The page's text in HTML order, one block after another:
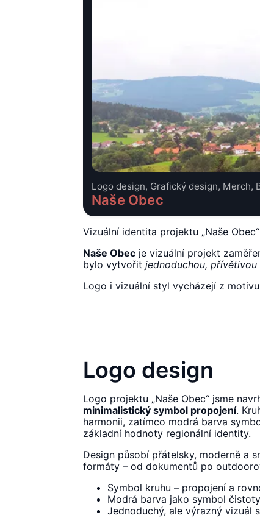
Logo design, Grafický design, Merch,
Naše Obec
Vizuální identita projektu „Naše
Naše Obec je vizuální projekt
bylo vytvořit jednoduchou,
Logo i vizuální styl vycházejí z
Logo design
Logo projektu „Naše Obec“ jsme
minimalistický symbol propojení.
harmonii, zatímco modrá barva
základní hodnoty regionální identity.
Design působí přátelsky, moderně a
formáty – od dokumentů po
Symbol kruhu – propojení a
Modrá barva jako symbol
Jednoduchý, ale výrazný vizuál